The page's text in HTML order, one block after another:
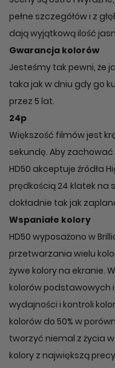
pełne szczegółów i z
dają wyjątkową ilość
Gwarancja kolorów
Jesteśmy tak pewni, że
taka jak w dniu gdy go
przez 5 lat.
24p
Większość filmów jest
sekundę. Aby
HD50 akceptuje źródła
prędkością 24 klatek na
dokładnie tak jak
Wspaniałe kolory
HD50 wyposażono w
przetwarzania wielu
żywe kolory na ekranie.
kolorów podstawowych
wydajności i kontroli
kolorów do 50% w
tworzyć niemal z życia
kolory z największą